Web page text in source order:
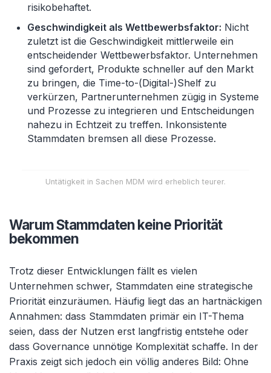
risikobehaftet.
Geschwindigkeit als Wettbewerbsfaktor: Nicht
zuletzt ist die Geschwindigkeit mittlerweile ein
entscheidender Wettbewerbsfaktor. Unternehmen
sind gefordert, Produkte schneller auf den Markt
zu bringen, die Time-to-(Digital-)Shelf zu
verkürzen, Partnerunternehmen zügig in Systeme
und Prozesse zu integrieren und Entscheidungen
nahezu in Echtzeit zu treffen. Inkonsistente
Stammdaten bremsen all diese Prozesse.
Untätigkeit in Sachen MDM wird erheblich teurer.
Warum Stammdaten keine Priorität
bekommen
Trotz dieser Entwicklungen fällt es vielen
Unternehmen schwer, Stammdaten eine strategische
Priorität einzuräumen. Häufig liegt das an hartnäckigen
Annahmen: dass Stammdaten primär ein IT-Thema
seien, dass der Nutzen erst langfristig entstehe oder
dass Governance unnötige Komplexität schaffe. In der
Praxis zeigt sich jedoch ein völlig anderes Bild: Ohne